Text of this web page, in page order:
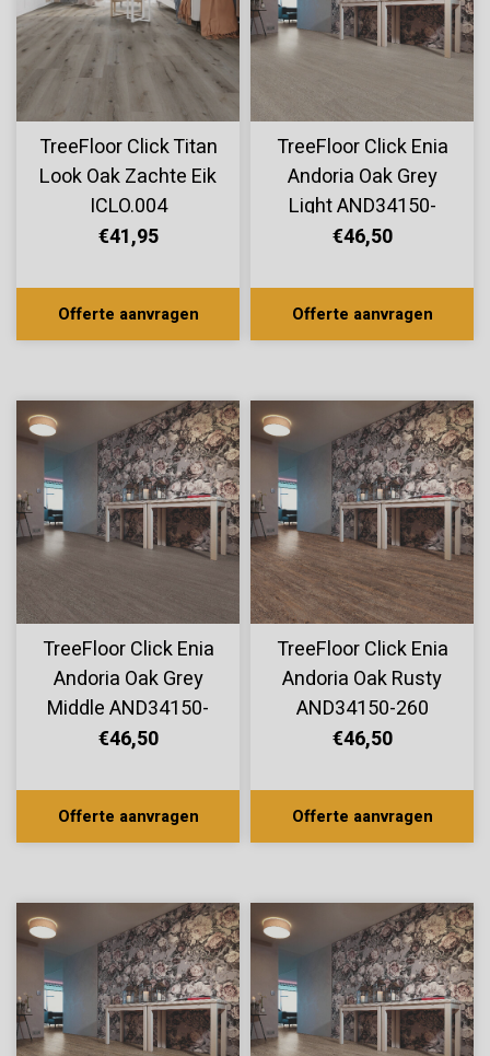
TreeFloor Click Titan
Look Oak Zachte Eik
ICLO.004
€41,95
Offerte aanvragen
TreeFloor Click Enia
Andoria Oak Grey
Light AND34150-
300
€46,50
Offerte aanvragen
TreeFloor Click Enia
Andoria Oak Grey
Middle AND34150-
280
€46,50
Offerte aanvragen
TreeFloor Click Enia
Andoria Oak Rusty
AND34150-260
€46,50
Offerte aanvragen